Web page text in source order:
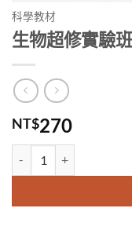
科學教材
生物超修實驗
NT$270
Alternative: